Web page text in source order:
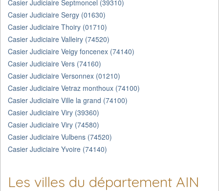
Casier Judiciaire Septmoncel (39310)
Casier Judiciaire Sergy (01630)
Casier Judiciaire Thoiry (01710)
Casier Judiciaire Valleiry (74520)
Casier Judiciaire Veigy foncenex (74140)
Casier Judiciaire Vers (74160)
Casier Judiciaire Versonnex (01210)
Casier Judiciaire Vetraz monthoux (74100)
Casier Judiciaire Ville la grand (74100)
Casier Judiciaire Viry (39360)
Casier Judiciaire Viry (74580)
Casier Judiciaire Vulbens (74520)
Casier Judiciaire Yvoire (74140)
Les villes du département AIN